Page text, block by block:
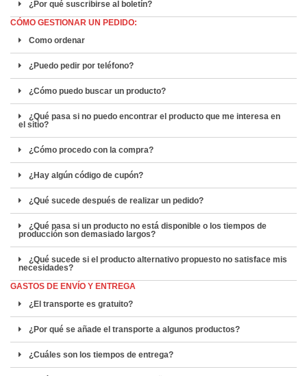
¿Por qué suscribirse al boletín?
CÓMO GESTIONAR UN PEDIDO:
Como ordenar
¿Puedo pedir por teléfono?
¿Cómo puedo buscar un producto?
¿Qué pasa si no puedo encontrar el producto que me interesa en
el sitio?
¿Cómo procedo con la compra?
¿Hay algún código de cupón?
¿Qué sucede después de realizar un pedido?
¿Qué pasa si un producto no está disponible o los tiempos de
producción son demasiado largos?
¿Qué sucede si el producto alternativo propuesto no satisface mis
necesidades?
GASTOS DE ENVÍO Y ENTREGA
¿El transporte es gratuito?
¿Por qué se añade el transporte a algunos productos?
¿Cuáles son los tiempos de entrega?